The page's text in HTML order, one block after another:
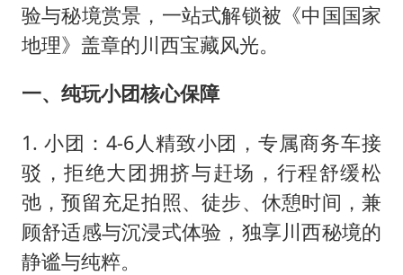
验与秘境赏景，一站式解锁被《中国国家
地理》盖章的川西宝藏风光。
一、纯玩小团核心保障
1. 小团：4-6人精致小团，专属商务车接
驳，拒绝大团拥挤与赶场，行程舒缓松
弛，预留充足拍照、徒步、休憩时间，兼
顾舒适感与沉浸式体验，独享川西秘境的
静谧与纯粹。